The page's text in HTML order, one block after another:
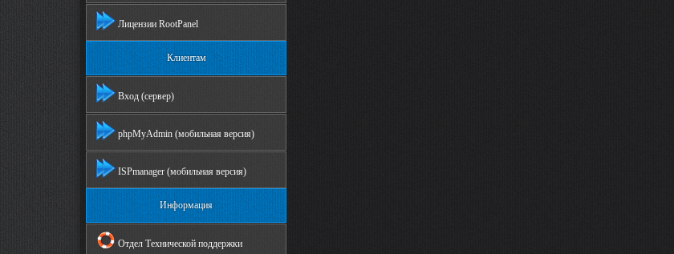
Лицензии RootPanel
Клиентам
Вход (сервер)
phpMyAdmin (мобильная версия)
ISPmanager (мобильная версия)
Информация
Отдел Технической поддержки